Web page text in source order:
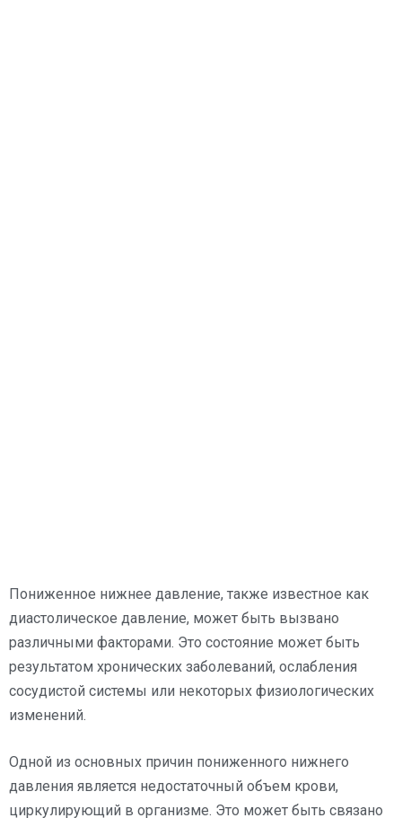
Пониженное нижнее давление, также известное как
диастолическое давление, может быть вызвано
различными факторами. Это состояние может быть
результатом хронических заболеваний, ослабления
сосудистой системы или некоторых физиологических
изменений.
Одной из основных причин пониженного нижнего
давления является недостаточный объем крови,
циркулирующий в организме. Это может быть связано